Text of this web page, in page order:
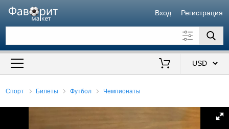
Вход Регистрация
Искать также в описании
Спорт Билеты Футбол Чемпионаты